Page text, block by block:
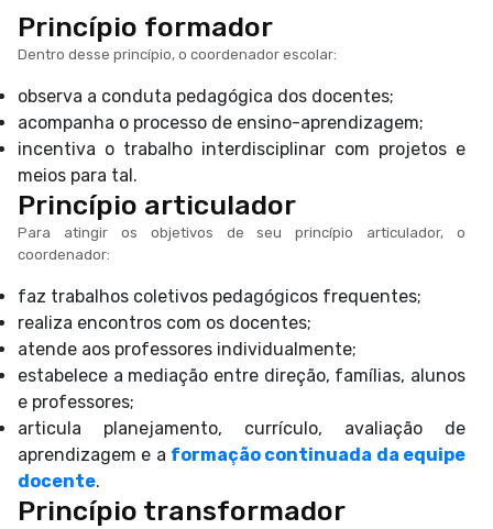
Princípio formador
Dentro desse princípio, o coordenador escolar:
observa a conduta pedagógica dos docentes;
acompanha o processo de ensino-aprendizagem;
incentiva o trabalho interdisciplinar com projetos e
meios para tal.
Princípio articulador
Para atingir os objetivos de seu princípio articulador, o
coordenador:
faz trabalhos coletivos pedagógicos frequentes;
realiza encontros com os docentes;
atende aos professores individualmente;
estabelece a mediação entre direção, famílias, alunos
e professores;
articula planejamento, currículo, avaliação de
aprendizagem e a formação continuada da equipe
docente.
Princípio transformador